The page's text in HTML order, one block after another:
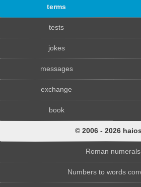
terms
tests
jokes
messages
exchange
book
© 2006 - 2026
Roman numerals
Numbers to words